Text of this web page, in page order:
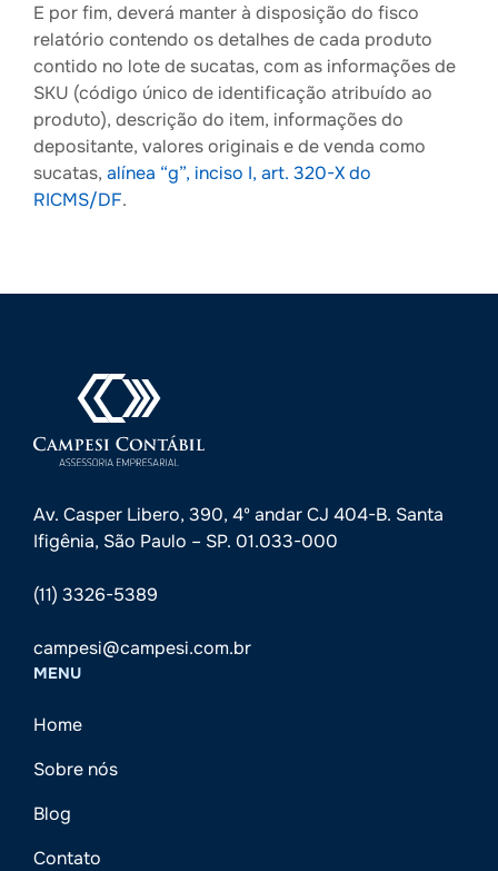
E por fim, deverá manter à disposição do fisco
relatório contendo os detalhes de cada produto
contido no lote de sucatas, com as informações de
SKU (código único de identificação atribuído ao
produto), descrição do item, informações do
depositante, valores originais e de venda como
sucatas, alínea “g”, inciso I, art. 320-X do
RICMS/DF.
Av. Casper Libero, 390, 4º andar CJ 404-B. Santa
Ifigênia, São Paulo – SP. 01.033-000
(11) 3326-5389
campesi@campesi.com.br
MENU
Home
Sobre nós
Blog
Contato